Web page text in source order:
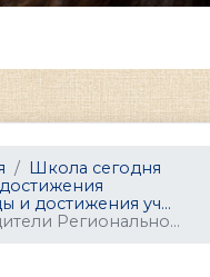
Школа сегодня
и достижения уч...
Регионально...